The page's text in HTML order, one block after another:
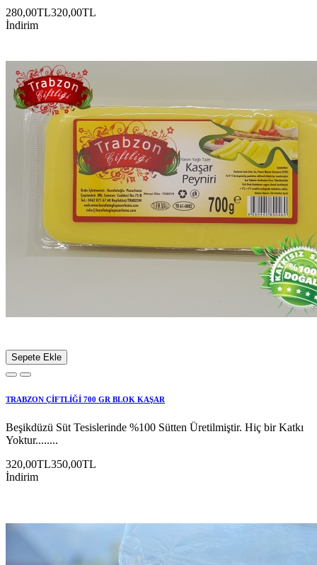
280,00TL320,00TL
İndirim
Sepete Ekle
TRABZON ÇİFTLİĞİ 700 GR BLOK KAŞAR
Beşikdüzü Süt Tesislerinde %100 Sütten Üretilmiştir. Hiç bir Katkı
Yoktur........
320,00TL350,00TL
İndirim